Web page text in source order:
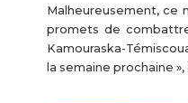
Malheureusement, ce
promets de
Kamouraska-
la semaine prochaine